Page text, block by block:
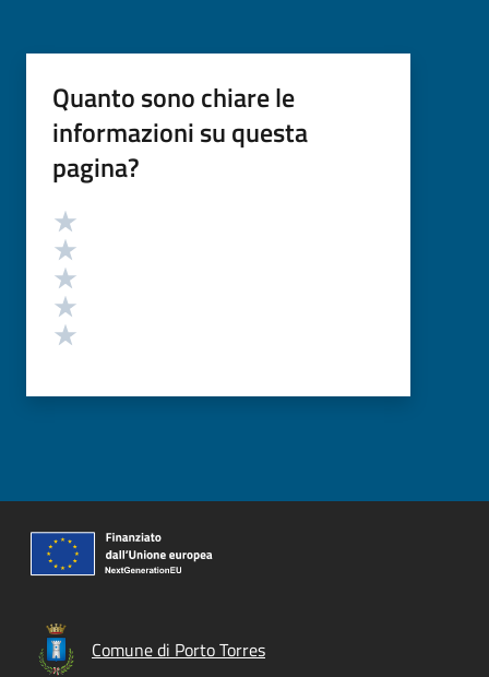
Quanto sono chiare le
informazioni su questa
pagina?
Valutazione
Comune di Porto Torres